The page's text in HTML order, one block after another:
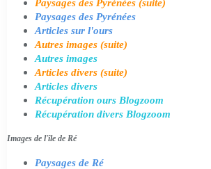
Paysages des Pyrénées (suite)
Paysages des Pyrénées
Articles sur l'ours
Autres images (suite)
Autres images
Articles divers (suite)
Articles divers
Récupération ours Blogzoom
Récupération divers Blogzoom
Images de l'île de Ré
Paysages de Ré